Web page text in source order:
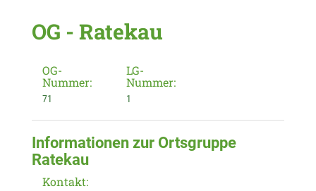
OG - Ratekau
OG-
Nummer:
71
LG-
Nummer:
1
Informationen zur Ortsgruppe
Ratekau
Kontakt: